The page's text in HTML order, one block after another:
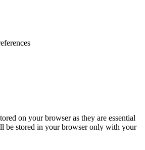
on your browser as they are essential
be stored in your browser only with your